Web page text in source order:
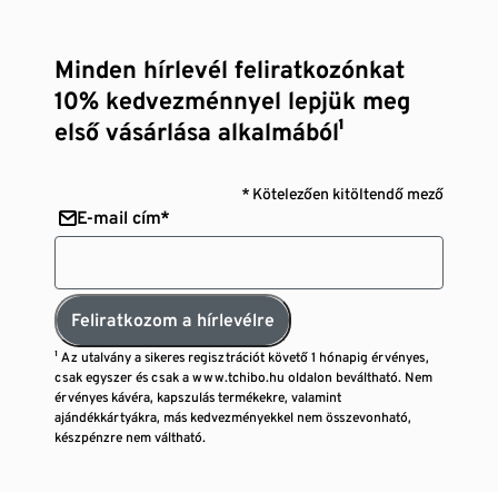
Minden hírlevél feliratkozónkat
10% kedvezménnyel lepjük meg
első vásárlása alkalmából¹
* Kötelezően kitöltendő mező
E-mail cím*
Feliratkozom a hírlevélre
¹ Az utalvány a sikeres regisztrációt követő 1 hónapig érvényes,
csak egyszer és csak a www.tchibo.hu oldalon beváltható. Nem
érvényes kávéra, kapszulás termékekre, valamint
ajándékkártyákra, más kedvezményekkel nem összevonható,
készpénzre nem váltható.